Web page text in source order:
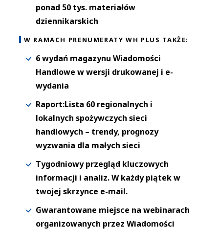
ponad 50 tys. materiałów
dziennikarskich
W RAMACH PRENUMERATY WH PLUS TAKŻE:
6 wydań magazynu Wiadomości
Handlowe w wersji drukowanej i e-
wydania
Raport:Lista 60 regionalnych i
lokalnych spożywczych sieci
handlowych – trendy, prognozy
wyzwania dla małych sieci
Tygodniowy przegląd kluczowych
informacji i analiz. W każdy piątek w
twojej skrzynce e-mail.
Gwarantowane miejsce na webinarach
organizowanych przez Wiadomości